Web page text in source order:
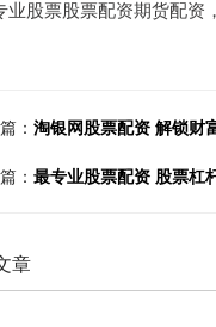
业股票股票配资期货配资
： 淘银网股票配资 解锁财
： 最专业股票配资 股票杠
章